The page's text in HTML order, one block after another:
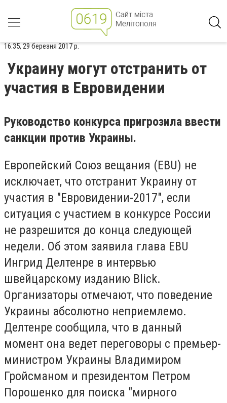
16:35, 29 березня 2017 р.
Украину могут отстранить от
участия в Евровидении
Руководство конкурса пригрозила ввести
санкции против Украины.
Европейский Союз вещания (EBU) не
исключает, что отстранит Украину от
участия в "Евровидении-2017", если
ситуация с участием в конкурсе России
не разрешится до конца следующей
недели. Об этом заявила глава EBU
Ингрид Делтенре в интервью
швейцарскому изданию Blick.
Организаторы отмечают, что поведение
Украины абсолютно неприемлемо.
Делтенре сообщила, что в данный
момент она ведет переговоры с премьер-
министром Украины Владимиром
Гройсманом и президентом Петром
Порошенко для поиска "мирного